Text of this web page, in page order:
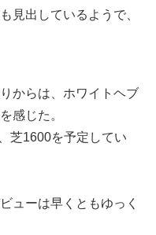
見出しているようで、
からは、ホワイトヘブ
感じた。
芝1600を予定してい
ューは早くともゆっく